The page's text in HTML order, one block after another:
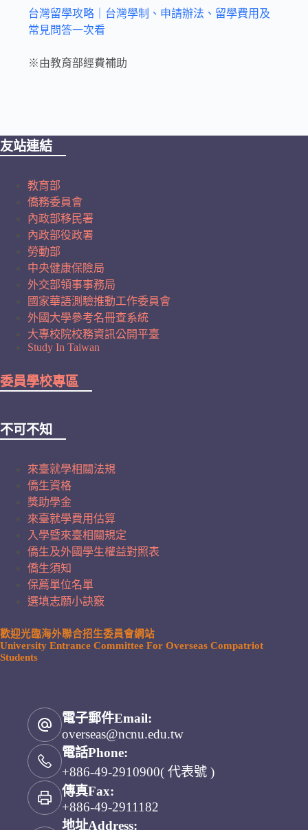
台灣留學攻略｜台灣學制、申請辦法、留學費用及
常見問答一次看
※由教育部經費補助
友站連結
教育部
僑務委員會
內政部移民署
內政部役政署
勞動部
中央健康保險局
外交部領事事務局
國家華語測驗推動工作委員會
外國大學參考名冊查系統
大專校院校務資訊公開平臺
Study In Taiwan
委員學校專區
不可不知
來臺就學相關法規
僑生資格
獎助學金
來臺就學費用估算
入學暨來臺相關規定
僑生及外國學生權益對照表
僑生須知
保薦單位名單
選填志願小訣竅
歡迎光臨海外聯合招生委員會網站
University Entrance Committee For Overseas Compatriot
Students
電子郵件Email:
overseas@ncnu.edu.tw
電話Phone:
+886-49-2910900( 代表號 )
傳真Fax:
+886-49-2911182
地址Address: